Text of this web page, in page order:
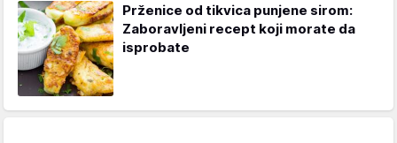
Prženice od tikvica punjene sirom:
Zaboravljeni recept koji morate da
isprobate